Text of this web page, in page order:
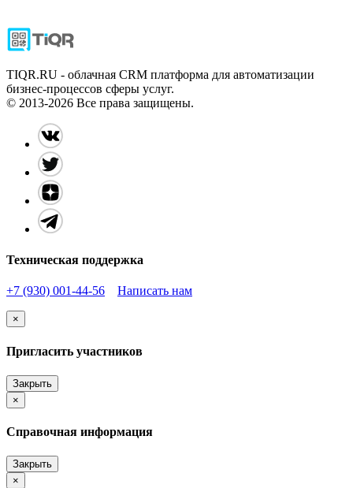
TIQR.RU - облачная CRM платформа для автоматизации
бизнес-процессов сферы услуг.
© 2013-2026 Все права защищены.
Техническая поддержка
+7 (930) 001-44-56 Написать нам
×
Пригласить участников
Закрыть
×
Справочная информация
Закрыть
×